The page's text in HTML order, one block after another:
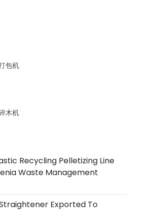
包机
木机
Recycling Pelletizing Line
Waste Management
Exported To